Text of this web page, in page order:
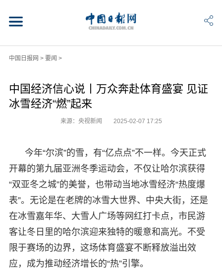
中国日报网 > 要闻 >
中国经济信心说丨万众奔赴体育盛宴 见证
冰雪经济“燃”起来
来源：央视新闻 2025-02-07 17:25
今年“尔滨”的雪，有“亿点点”不一样。今天正式
开幕的第九届亚洲冬季运动会，不仅让哈尔滨获得
“双亚冬之城”的美誉，也带动当地冰雪经济“热度爆
表”。无论是在老牌的冰雪大世界、中央大街，还是
在冰雪嘉年华、大雪人广场等网红打卡点，市民游
客让冬日里的哈尔滨迎来独特的暖意和高光。不受
限于赛场的边界，这场体育盛宴不断释放溢出效
应，成为推动经济增长的“热”引擎。